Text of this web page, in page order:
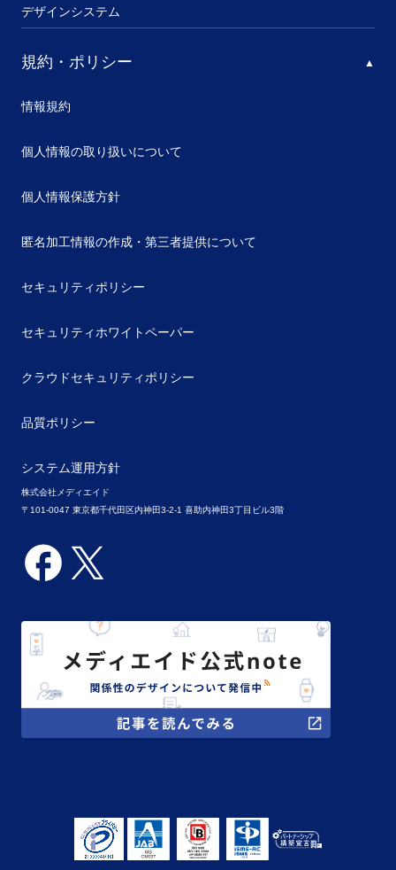
株式会社メディエイド
〒101-0047 東京都千代田区内神田3-2-1 喜助内神田3丁目ビル3階
デザインシステム
規約・ポリシー
情報規約
個人情報の取り扱いについて
個人情報保護方針
匿名加工情報の作成・第三者提供について
セキュリティポリシー
セキュリティホワイトペーパー
クラウドセキュリティポリシー
品質ポリシー
システム運用方針